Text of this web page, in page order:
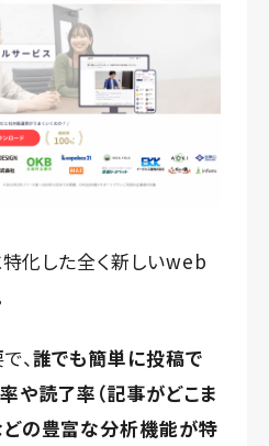
化した全く新しいweb
、誰でも簡単に投稿で
や読了率（記事がどこま
の豊富な分析機能が特